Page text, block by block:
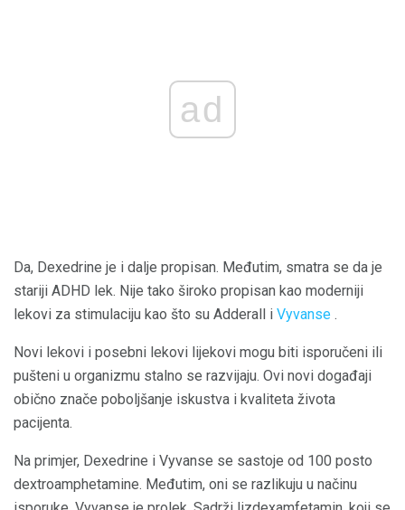
ad
Da, Dexedrine je i dalje propisan. Međutim, smatra se da je
stariji ADHD lek. Nije tako široko propisan kao moderniji
lekovi za stimulaciju kao što su Adderall i Vyvanse .
Novi lekovi i posebni lekovi lijekovi mogu biti isporučeni ili
pušteni u organizmu stalno se razvijaju. Ovi novi događaji
obično znače poboljšanje iskustva i kvaliteta života
pacijenta.
Na primjer, Dexedrine i Vyvanse se sastoje od 100 posto
dextroamphetamine. Međutim, oni se razlikuju u načinu